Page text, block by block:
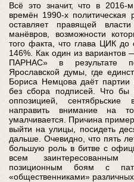
Всё это значит, что в
времён 1990-х политическая
оставляет правящей
манёвров, возможности
того факта, что глава ЦИК
146%. Как один из
ПАРНАС» в результате
Ярославской думы, где
Бориса Немцова даёт партии
без сбора подписей. Что бы
оппозицией,
направить внимание на
умалчивается. Причина
выйти на улицы, посидеть
дальше. Очевидно, что пять
большую роль в битве с
всем заинтересованным
позиционным боям с
«общественниками»